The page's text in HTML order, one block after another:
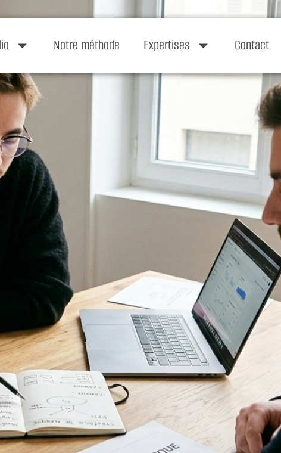
Notre méthode Expertises Contact